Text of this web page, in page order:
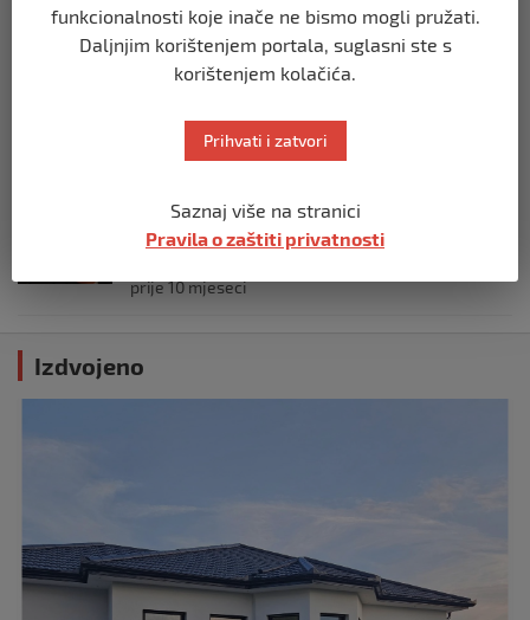
REGION
Koza ogrebala dijete u zoološkom vrtu,
roditelji zvali hitnu i policiju: “Došli su
prije 10 mjeseci
REGION
Vučić dramatično: “Biće rata, Vojska
Srbije je spremna”
prije 10 mjeseci
Izdvojeno
funkcionalnosti koje inače ne bismo mogli pružati.
Daljnjim korištenjem portala, suglasni ste s
korištenjem kolačića.
Prihvati i zatvori
Saznaj više na stranici
Pravila o zaštiti privatnosti